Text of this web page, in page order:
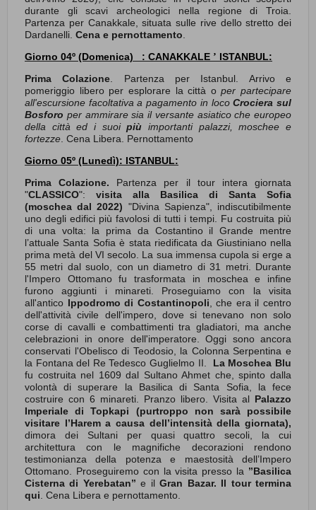
durante gli scavi archeologici nella regione di Troia.
Partenza per Canakkale, situata sulle rive dello stretto dei
Dardanelli. Cena e pernottamento
Giorno 04º (Domenica) : CANAKKALE ’ ISTANBUL:
Prima Colazione . Partenza per Istanbul. Arrivo e
pomeriggio libero per esplorare la città oper partecipare
all'escursione facoltativa a pagamento in locoCrociera sul
Bosforo per ammirare sia il versante asiatico che europeo
della città ed i suoipiù importanti palazzi, moschee e
fortezze . Cena Libera. Pernottamento
Giorno 05º (Lunedì): ISTANBUL:
Prima Colazione. Partenza per il tour intera giornata
"CLASSICO": visita alla Basilica di Santa Sofia
(moschea dal 2022) "Divina Sapienza", indiscutibilmente
uno degli edifici più favolosi di tutti i tempi. Fu costruita più
di una volta: la prima da Costantino il Grande mentre
l’attuale Santa Sofia è stata riedificata da Giustiniano nella
prima metà del VI secolo. La sua immensa cupola si erge a
55 metri dal suolo, con un diametro di 31 metri. Durante
l'Impero Ottomano fu trasformata in moschea e infine
furono aggiunti i minareti. Proseguiamo con la visita
all'antico Ippodromo di Costantinopoli , che era il centro
dell'attività civile dell'impero, dove si tenevano non solo
corse di cavalli e combattimenti tra gladiatori, ma anche
celebrazioni in onore dell'imperatore. Oggi sono ancora
conservati l'Obelisco di Teodosio, la Colonna Serpentina e
la Fontana del Re Tedesco Guglielmo II. La Moschea Blu
fu costruita nel 1609 dal Sultano Ahmet che, spinto dalla
volontà di superare la Basilica di Santa Sofia, la fece
costruire con 6 minareti. Pranzo libero. Visita al Palazzo
Imperiale di Topkapi (purtroppo non sarà possibile
visitare l’Harem a causa dell’intensità della giornata),
dimora dei Sultani per quasi quattro secoli, la cui
architettura con le magnifiche decorazioni rendono
testimonianza della potenza e maestosità dell’Impero
Ottomano. Proseguiremo con la visita presso la ’’Basilica
Cisterna di Yerebatan’’ e ilGran Bazar. Il tour termina
qui . Cena Libera e pernottamento.